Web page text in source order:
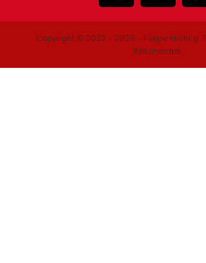
Copyright © 2022 - 2026 - Felipe Michlig.
Reservados.